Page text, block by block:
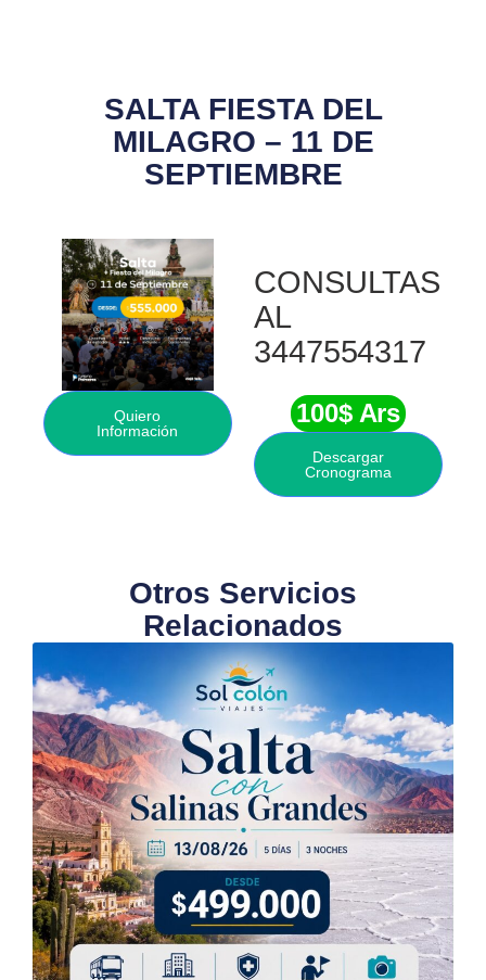
SALTA FIESTA DEL
MILAGRO – 11 DE
SEPTIEMBRE
Quiero
Información
CONSULTAS
AL
3447554317
100$ Ars
Descargar
Cronograma
Otros Servicios
Relacionados